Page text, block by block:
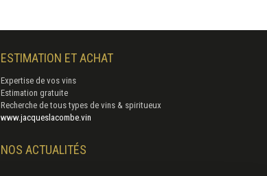
ESTIMATION ET ACHAT
Expertise de vos vins
Estimation gratuite
Recherche de tous types de vins & spiritueux
www.jacqueslacombe.vin
NOS ACTUALITÉS